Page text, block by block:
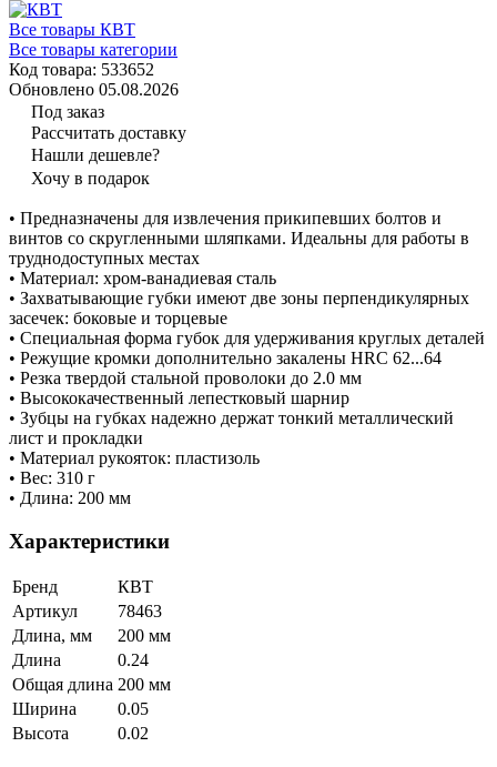
Все товары КВТ
Все товары категории
Код товара: 533652
Обновлено 05.08.2026
Под заказ
Рассчитать доставку
Нашли дешевле?
Хочу в подарок
• Предназначены для извлечения прикипевших болтов и
винтов со скругленными шляпками. Идеальны для работы в
труднодоступных местах
• Материал: хром-ванадиевая сталь
• Захватывающие губки имеют две зоны перпендикулярных
засечек: боковые и торцевые
• Специальная форма губок для удерживания круглых деталей
• Режущие кромки дополнительно закалены HRC 62...64
• Резка твердой стальной проволоки до 2.0 мм
• Высококачественный лепестковый шарнир
• Зубцы на губках надежно держат тонкий металлический
лист и прокладки
• Материал рукояток: пластизоль
• Вес: 310 г
• Длина: 200 мм
Характеристики
Бренд
КВТ
Артикул
78463
Длина, мм
200 мм
Длина
0.24
Общая длина 200 мм
Ширина
0.05
Высота
0.02